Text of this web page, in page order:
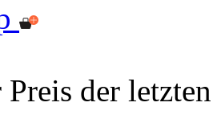
der